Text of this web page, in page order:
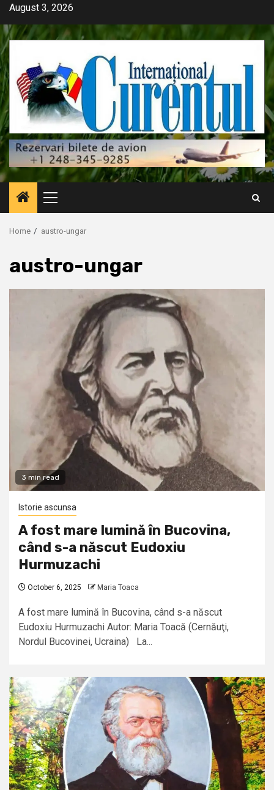
Skip
content
August 3, 2026
Primary
Menu
Home austro-ungar
austro-ungar
3 min read
Istorie ascunsa
A fost mare lumină în Bucovina,
când s-a născut Eudoxiu
Hurmuzachi
October 6, 2025 Maria Toaca
A fost mare lumină în Bucovina, când s-a născut
Eudoxiu Hurmuzachi Autor: Maria Toacă (Cernăuţi,
Nordul Bucovinei, Ucraina) La...